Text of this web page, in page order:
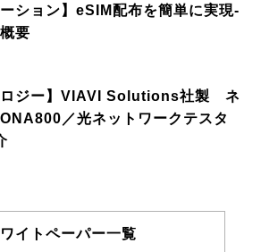
ーション】eSIM配布を簡単に実現-
要
ロジー】VIAVI Solutions社製 ネ
／光ネットワークテスタ
イトペーパー一覧